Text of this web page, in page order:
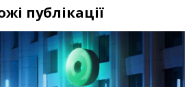
публікації